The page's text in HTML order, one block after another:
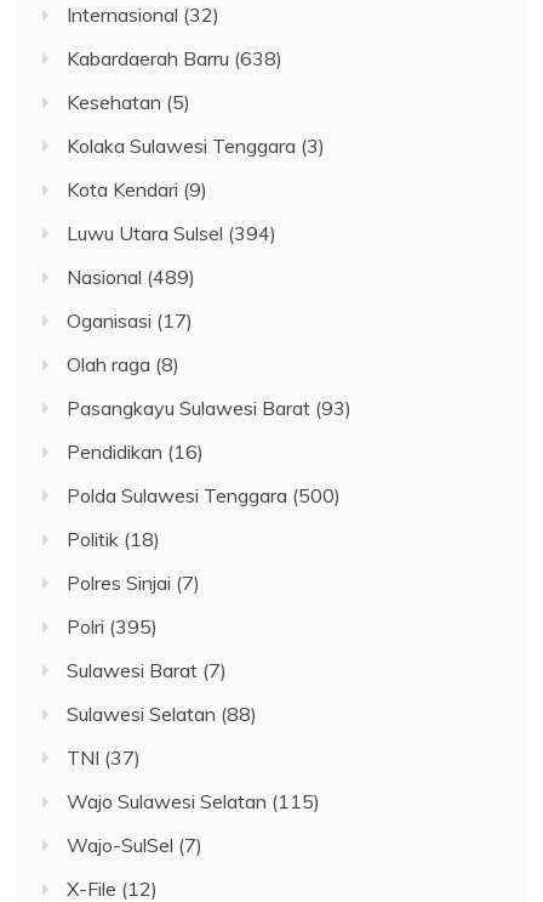
Internasional (32)
Kabardaerah Barru (638)
Kesehatan (5)
Kolaka Sulawesi Tenggara (3)
Kota Kendari (9)
Luwu Utara Sulsel (394)
Nasional (489)
Oganisasi (17)
Olah raga (8)
Pasangkayu Sulawesi Barat (93)
Pendidikan (16)
Polda Sulawesi Tenggara (500)
Politik (18)
Polres Sinjai (7)
Polri (395)
Sulawesi Barat (7)
Sulawesi Selatan (88)
TNI (37)
Wajo Sulawesi Selatan (115)
Wajo-SulSel (7)
X-File (12)